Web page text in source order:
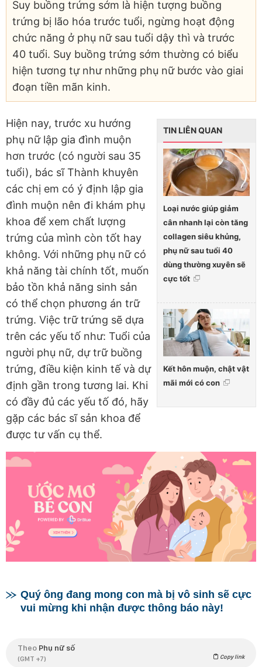
Suy buồng trứng sớm là hiện tượng buồng
trứng bị lão hóa trước tuổi, ngừng hoạt động
chức năng ở phụ nữ sau tuổi dậy thì và trước
40 tuổi. Suy buồng trứng sớm thường có biểu
hiện tương tự như những phụ nữ bước vào giai
đoạn tiền mãn kinh.
TIN LIÊN QUAN
Loại nước giúp giảm
cân nhanh lại còn tăng
collagen siêu khủng,
phụ nữ sau tuổi 40
dùng thường xuyên sẽ
cực tốt
Kết hôn muộn, chật vật
mãi mới có con
Hiện nay, trước xu hướng
phụ nữ lập gia đình muộn
hơn trước (có người sau 35
tuổi), bác sĩ Thành khuyên
các chị em có ý định lập gia
đình muộn nên đi khám phụ
khoa để xem chất lượng
trứng của mình còn tốt hay
không. Với những phụ nữ có
khả năng tài chính tốt, muốn
bảo tồn khả năng sinh sản
có thể chọn phương án trữ
trứng. Việc trữ trứng sẽ dựa
trên các yếu tố như: Tuổi của
người phụ nữ, dự trữ buồng
trứng, điều kiện kinh tế và dự
định gần trong tương lai. Khi
có đầy đủ các yếu tố đó, hãy
gặp các bác sĩ sản khoa để
được tư vấn cụ thể.
Quý ông đang mong con mà bị vô sinh sẽ cực
vui mừng khi nhận được thông báo này!
Theo Phụ nữ số
(GMT +7) Copy link